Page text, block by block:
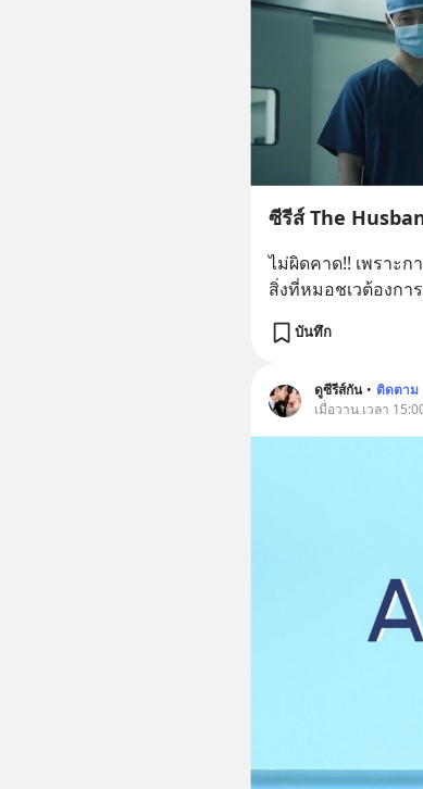
ซีรีส์ The
ไม่ผิดคาด!! เพราะ
สิ่งที่หมอชเวต้องกา
บันทึก
ดูซีรีส์กัน • ติดตาม
เมื่อวาน เวลา